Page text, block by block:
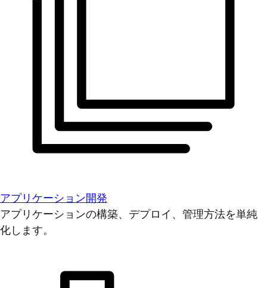
アプリケーション開発
アプリケーションの構築、デプロイ、管理方法を単純
化します。